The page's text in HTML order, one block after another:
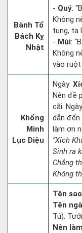
Bành Tổ
Bách Kỵ
Nhật
- Quý:
Không
tụng, ta
- Mùi:
Không
vào ruột
Khổng
Minh
Lục Diệu
Ngày:
Nên đề
cãi.
dẫn đến
làm ơn
“Xích
Sinh ra
Chẳng
Không
Tên sao
Tên
Tú).
Nên làm